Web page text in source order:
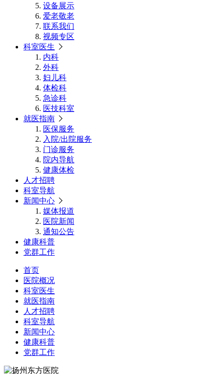
设备展示
爱老敬老
联系我们
视频专区
科室医生
内科
外科
妇儿科
体检科
急诊科
医技科室
就医指南
医保服务
入院/出院服务
门诊服务
院内导航
健康体检
人才招聘
科室导航
新闻中心
媒体报道
医院新闻
通知公告
健康科普
党群工作
首页
医院概况
科室医生
就医指南
人才招聘
科室导航
新闻中心
健康科普
党群工作